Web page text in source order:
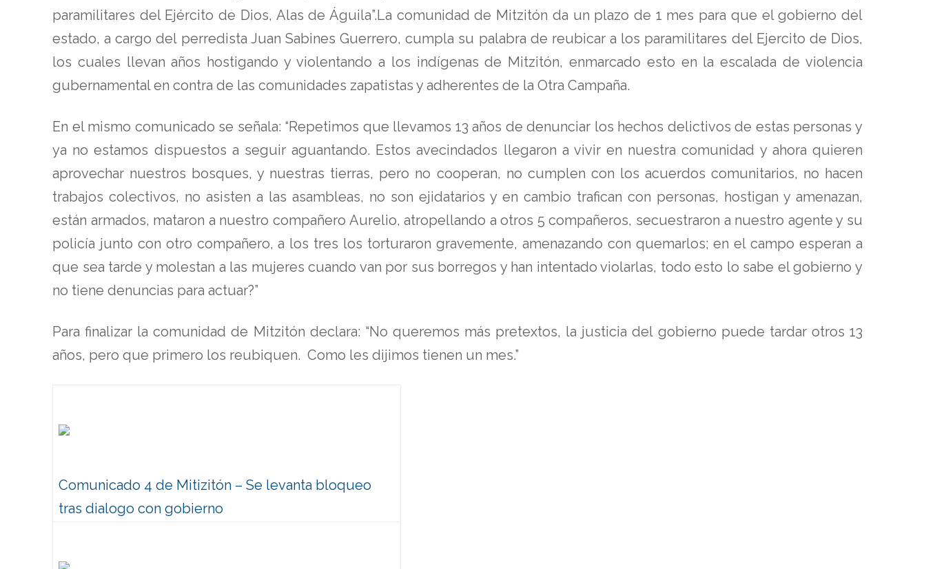
paramilitares del Ejército de Dios, Alas de Águila”.La comunidad de Mitzitón da un plazo de 1 mes para que el gobierno del
estado, a cargo del perredista Juan Sabines Guerrero, cumpla su palabra de reubicar a los paramilitares del Ejercito de Dios,
los cuales llevan años hostigando y violentando a los indígenas de Mitzitón, enmarcado esto en la escalada de violencia
gubernamental en contra de las comunidades zapatistas y adherentes de la Otra Campaña.
En el mismo comunicado se señala: “Repetimos que llevamos 13 años de denunciar los hechos delictivos de estas personas y
ya no estamos dispuestos a seguir aguantando. Estos avecindados llegaron a vivir en nuestra comunidad y ahora quieren
aprovechar nuestros bosques, y nuestras tierras, pero no cooperan, no cumplen con los acuerdos comunitarios, no hacen
trabajos colectivos, no asisten a las asambleas, no son ejidatarios y en cambio trafican con personas, hostigan y amenazan,
están armados, mataron a nuestro compañero Aurelio, atropellando a otros 5 compañeros, secuestraron a nuestro agente y su
policía junto con otro compañero, a los tres los torturaron gravemente, amenazando con quemarlos; en el campo esperan a
que sea tarde y molestan a las mujeres cuando van por sus borregos y han intentado violarlas, todo esto lo sabe el gobierno y
no tiene denuncias para actuar?”
Para finalizar la comunidad de Mitzitón declara: “No queremos más pretextos, la justicia del gobierno puede tardar otros 13
años, pero que primero los reubiquen. Como les dijimos tienen un mes.”
Comunicado 4 de Mitizitón – Se levanta bloqueo
tras dialogo con gobierno